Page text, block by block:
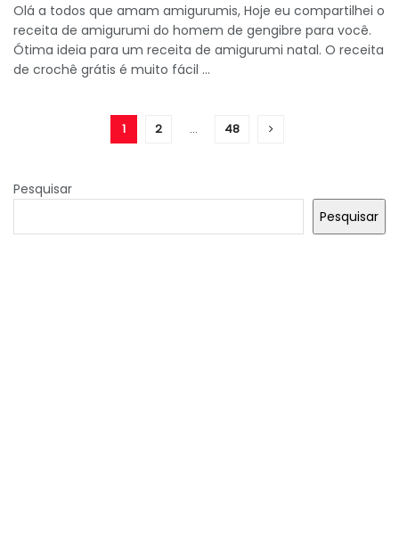
Olá a todos que amam amigurumis, Hoje eu compartilhei o
receita de amigurumi do homem de gengibre para você.
Ótima ideia para um receita de amigurumi natal. O receita
de crochê grátis é muito fácil ...
1 2 … 48
Pesquisar
Pesquisar